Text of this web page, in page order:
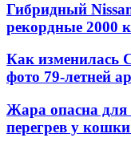
Гибридный
рекордные 2000
Как изменилась
фото 79-летней
Жара опасна для
перегрев у